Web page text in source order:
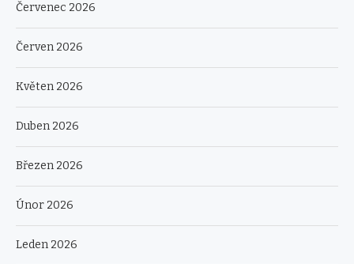
Červenec 2026
Červen 2026
Květen 2026
Duben 2026
Březen 2026
Únor 2026
Leden 2026